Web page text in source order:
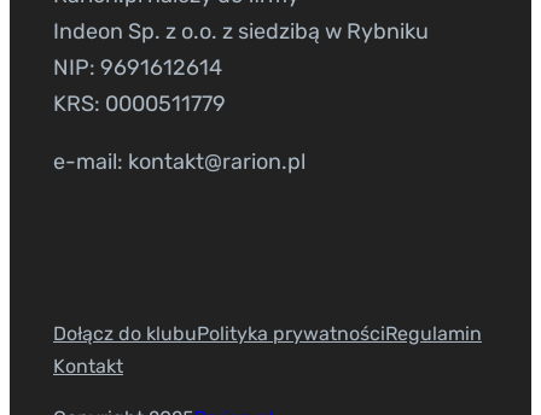
Indeon Sp. z o.o. z siedzibą w Rybniku
NIP: 9691612614
KRS: 0000511779
e-mail: kontakt@rarion.pl
Dołącz do klubuPolityka prywatnościRegulamin
Kontakt